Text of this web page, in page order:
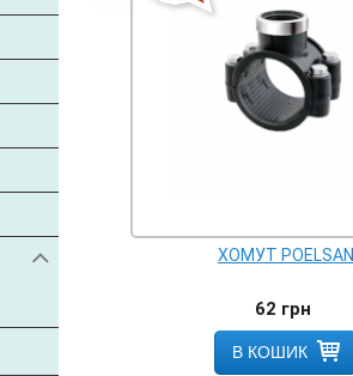
ХОМУТ POELSAN
62 грн
В КОШИК